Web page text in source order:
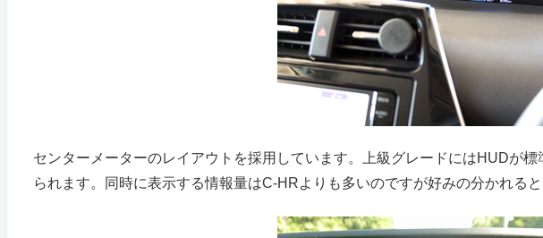
センターメーターのレイアウトを採用しています。上級グレードにはHUDが標
られます。同時に表示する情報量はC-HRよりも多いのですが好みの分かれると